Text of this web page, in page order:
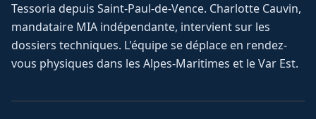
Tessoria depuis Saint-Paul-de-Vence. Charlotte Cauvin,
mandataire MIA indépendante, intervient sur les
dossiers techniques. L'équipe se déplace en rendez-
vous physiques dans les Alpes-Maritimes et le Var Est.